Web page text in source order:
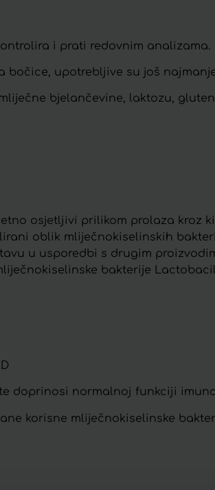
i prati redovnim analizama.
bočice, upotrebljive su još
bjelančevine, laktozu,
osjetljivi prilikom prolaza kroz
oblik mliječnokiselinskih
u usporedbi s drugim
bakterije
doprinosi normalnoj funkciji
korisne mliječnokiselinske